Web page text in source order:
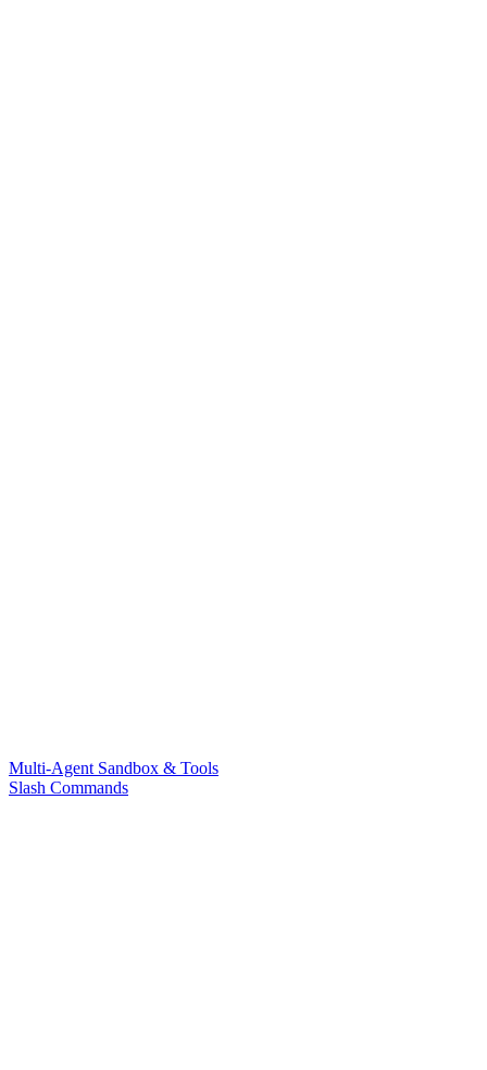
Multi-Agent Sandbox & Tools
Slash Commands